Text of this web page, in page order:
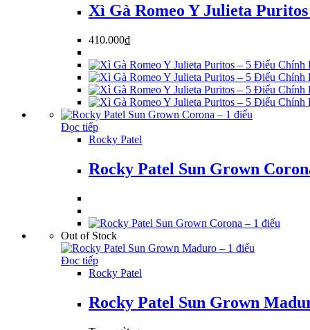
Xì Gà Romeo Y Julieta
410.000₫
Đọc tiếp
Rocky Patel
Rocky Patel Sun Grown
Out of Stock
Đọc tiếp
Rocky Patel
Rocky Patel Sun Grown